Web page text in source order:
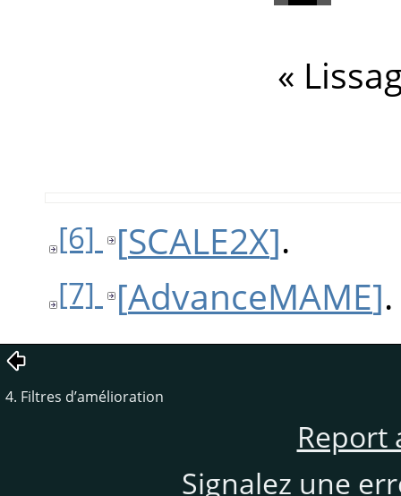
«
[6] [SCALE2X].
[7] [AdvanceMAME].
4. Filtres d’amélioration
Report
Signalez une